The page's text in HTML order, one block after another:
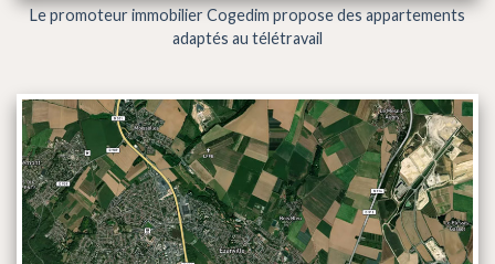
Le promoteur immobilier Cogedim propose des appartements
adaptés au télétravail